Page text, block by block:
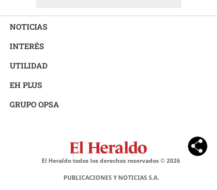
NOTICIAS
INTERÉS
UTILIDAD
EH PLUS
GRUPO OPSA
El Heraldo todos los derechos reservados ©2026
PUBLICACIONES Y NOTICIAS S.A.